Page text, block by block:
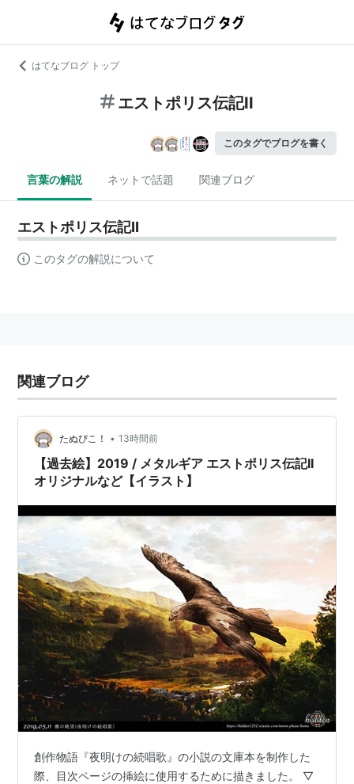
はてなブログ トップ
エストポリス伝記II
このタグでブログを書く
言葉の解説 ネットで話題 関連ブログ
エストポリス伝記II
このタグの解説について
関連ブログ
たぬぴこ！ • 13時間前
【過去絵】2019 / メタルギア エストポリス伝記II
オリジナルなど【イラスト】
創作物語『夜明けの続唱歌』の小説の文庫本を制作した
際、目次ページの挿絵に使用するために描きました。 ▽